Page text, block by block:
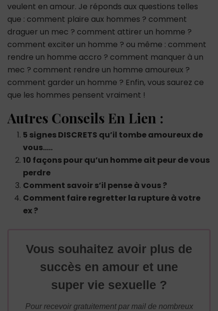
veulent en amour. Je réponds aux questions telles
que : comment plaire aux hommes ? comment
draguer un mec ? comment attirer un homme ?
comment exciter un homme ? ou même : comment
rendre un homme accro ? comment manquer à un
mec ? comment rendre un homme amoureux ?
comment garder un homme ? Enfin, vous saurez ce
que les hommes pensent vraiment !
Autres Conseils En Lien :
5 signes DISCRETS qu’il tombe amoureux de
vous…..
10 façons pour qu’un homme ait peur de vous
perdre
Comment savoir s’il pense à vous ?
Comment faire regretter la rupture à votre
ex ?
Vous souhaitez avoir plus de
succès en amour et une
super vie sexuelle ?
Pour recevoir gratuitement par mail de nombreux